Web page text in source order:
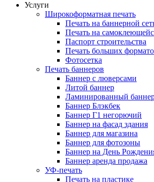
Услуги
Широкоформатная печать
Печать на баннерной
Печать на
Паспорт строительства
Печать больших
Фотосетка
Печать баннеров
Баннер с люверсами
Литой баннер
Ламинированный
Баннер Блэкбек
Баннер Г1 негорючий
Баннер на фасад здания
Баннер для магазина
Баннер для фотозоны
Баннер на День
Баннер аренда продажа
УФ-печать
Печать на пластике